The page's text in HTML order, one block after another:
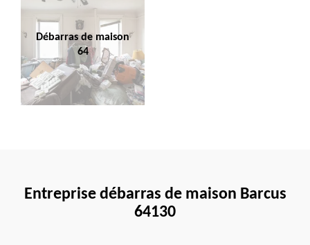
Débarras de maison
64
Entreprise débarras de maison Barcus
64130